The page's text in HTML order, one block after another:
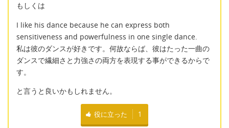
もしくは
I like his dance because he can express both
sensitiveness and powerfulness in one single dance.
私は彼のダンスが好きです。何故ならば、彼はたった一曲の
ダンスで繊細さと力強さの両方を表現する事ができるからで
す。
と言うと良いかもしれません。
役に立った 1